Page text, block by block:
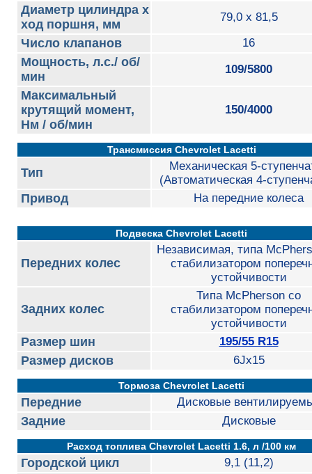
Диаметр цилиндра х
ход поршня, мм
79,0 x 81,5
Число клапанов 16
Мощность, л.с./ об/
мин
109/5800
Максимальный
крутящий момент,
Нм / об/мин
150/4000
Трансмиссия Chevrolet Lacetti
Тип
Механическая 5-
(Автоматическая 4-
Привод На передние колеса
Подвеска Chevrolet Lacetti
Передних колес
Независимая, типа
стабилизатором
устойчивости
Задних колес
Типа McPherson со
стабилизатором
устойчивости
Размер шин 195/55 R15
Размер дисков 6Jx15
Тормоза Chevrolet Lacetti
Передние Дисковые
Задние Дисковые
Расход топлива Chevrolet Lacetti 1.6, л /100 км
Городской цикл 9,1 (11,2)